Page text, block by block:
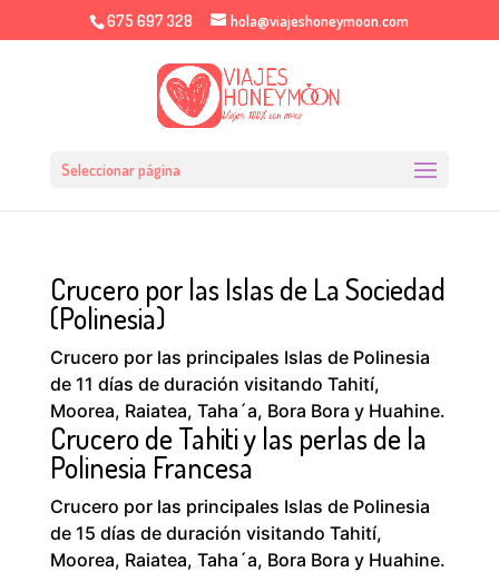
675 697 328 hola@viajeshoneymoon.com
Seleccionar página
Crucero por las Islas de La Sociedad
(Polinesia)
Crucero por las principales Islas de Polinesia
de 11 días de duración visitando Tahití,
Moorea, Raiatea, Taha´a, Bora Bora y Huahine.
Crucero de Tahiti y las perlas de la
Polinesia Francesa
Crucero por las principales Islas de Polinesia
de 15 días de duración visitando Tahití,
Moorea, Raiatea, Taha´a, Bora Bora y Huahine.